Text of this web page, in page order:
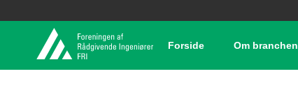
Forside Om branchen